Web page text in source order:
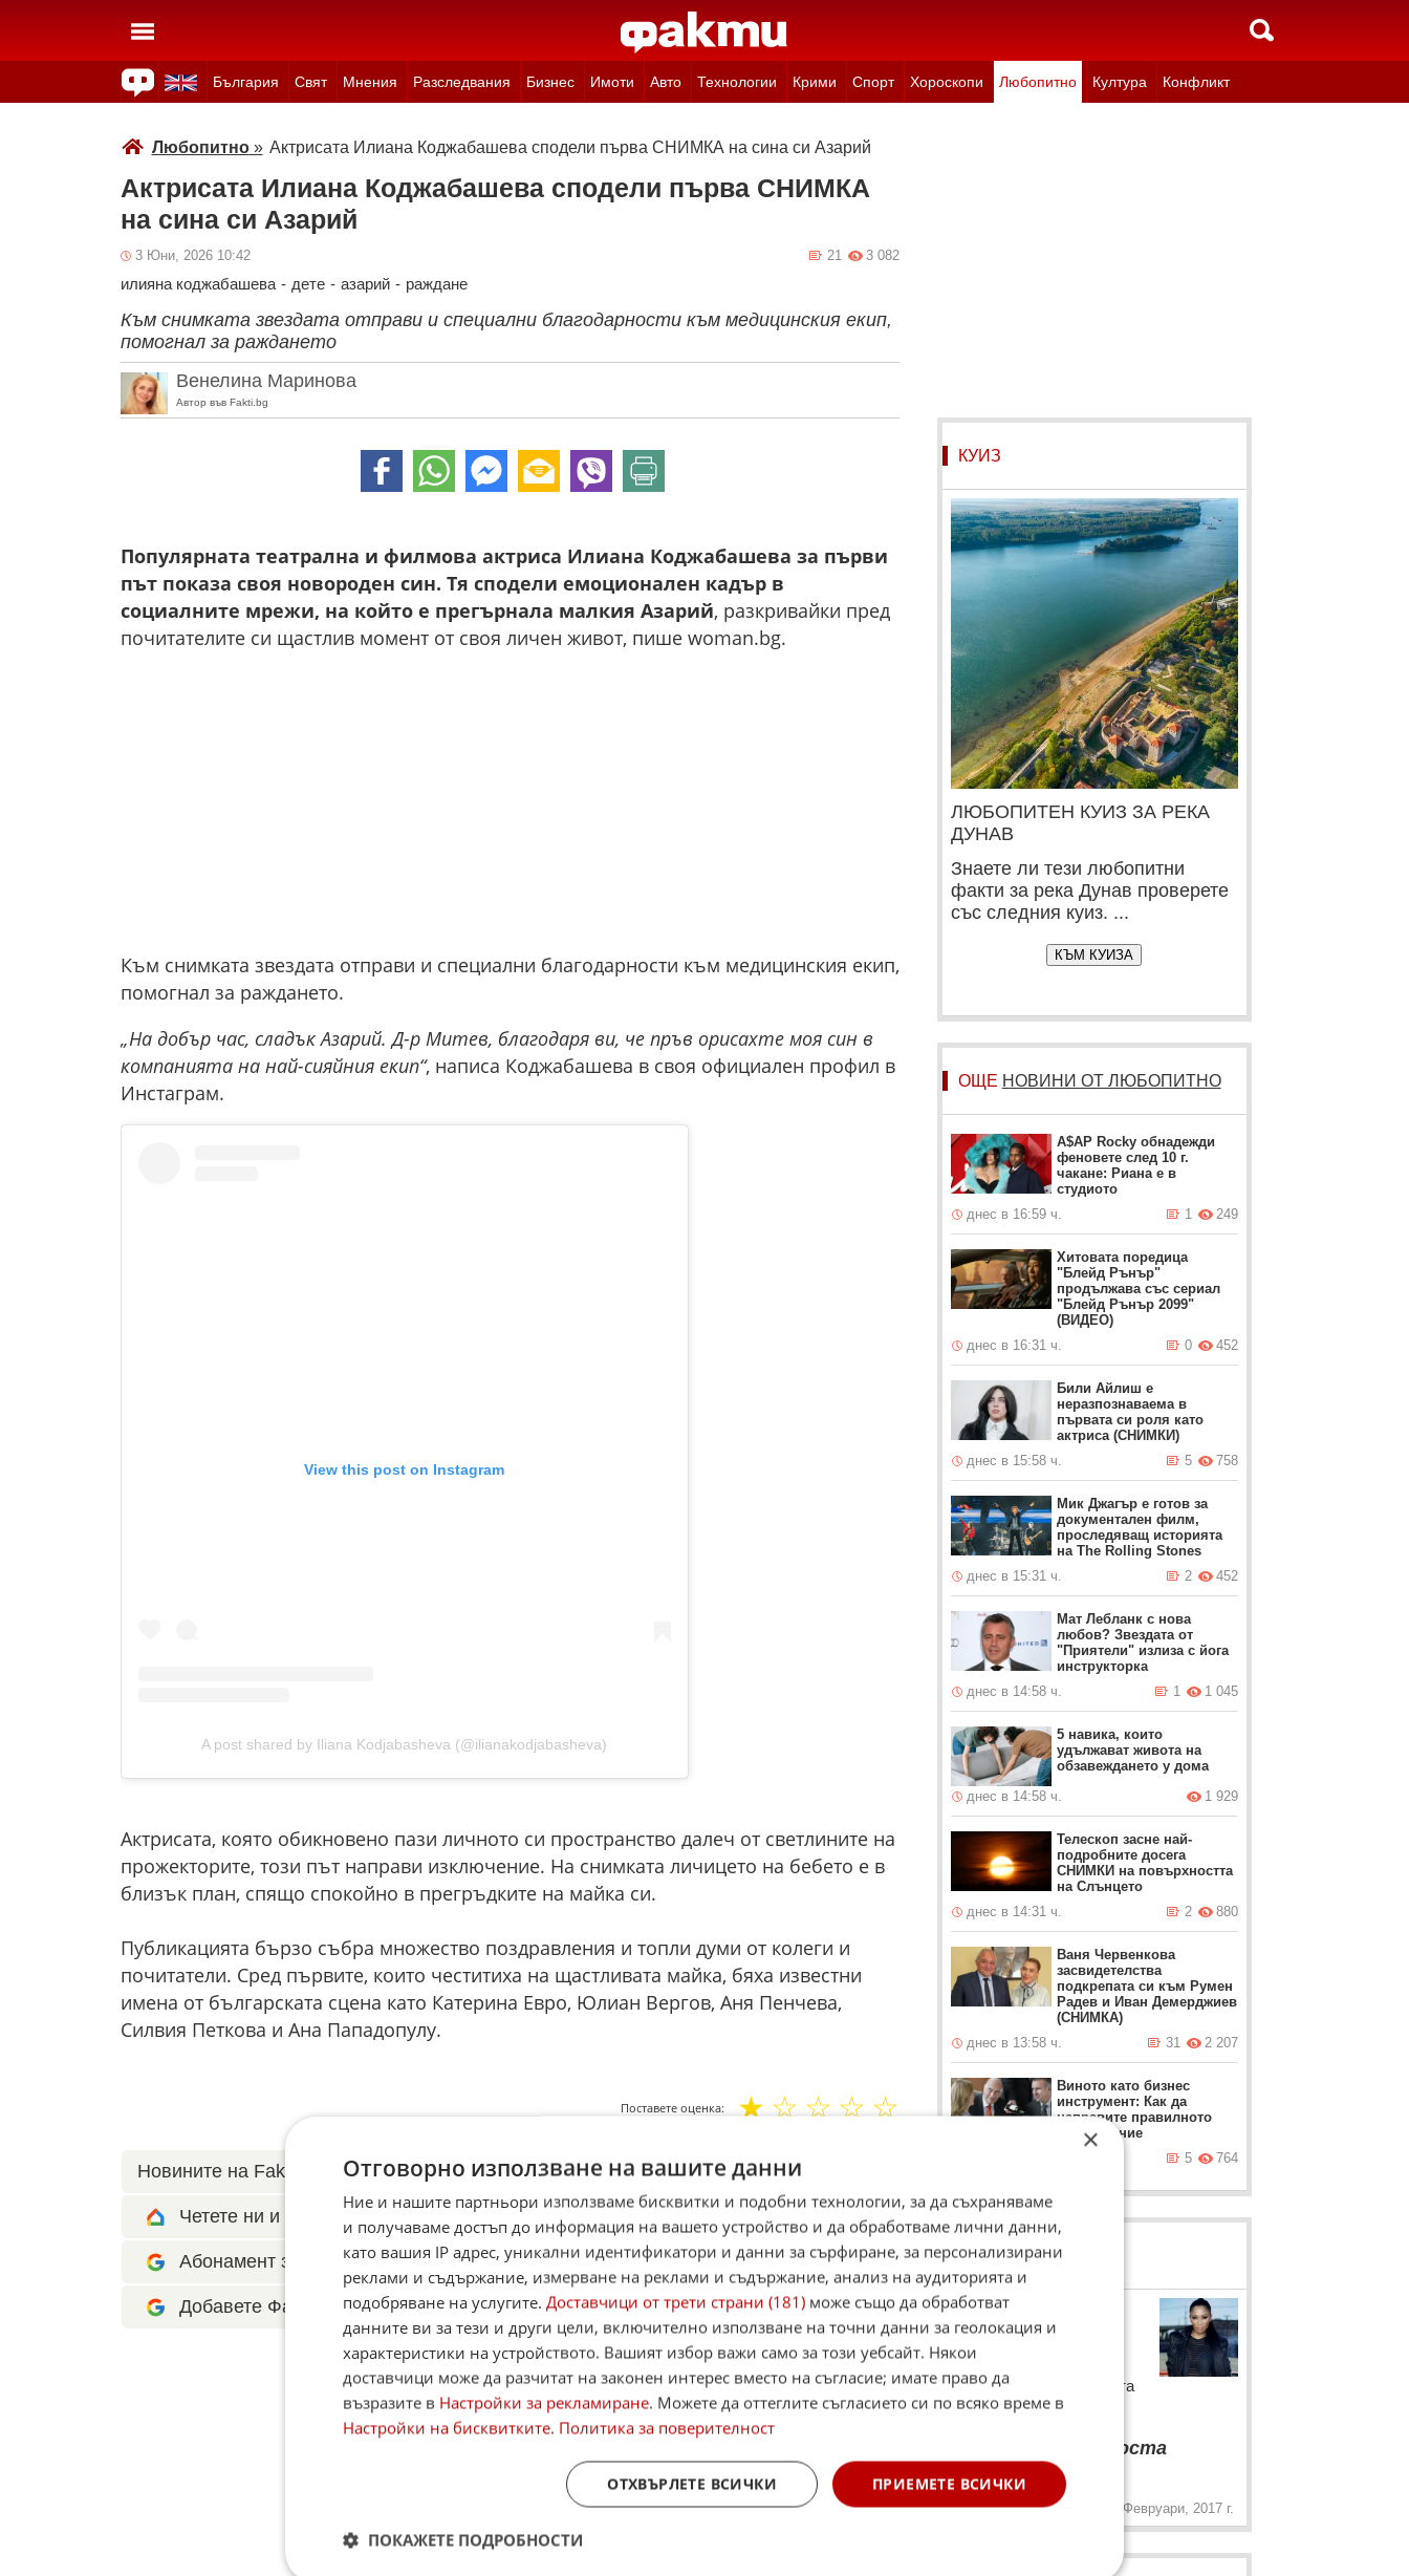
България Свят Мнения Разследвания Бизнес Имоти Авто Технологии Крими Спорт Хороскопи Любопитно Култура Конфликт
Любопитно» Актрисата Илиана Коджабашева сподели първа СНИМКА на сина си Азарий
Актрисата Илиана Коджабашева сподели първа СНИМКА
на сина си Азарий
3 Юни, 2026 10:42 3 082
21
илияна коджабашева - дете - азарий - раждане
Към снимката звездата отправи и специални благодарности към медицинския екип,
помогнал за ражданетo
Венелина Маринова
Автор във Fakti.bg
Популярната театрална и филмова актриса Илиана Коджабашева за първи
път показа своя новороден син. Тя сподели емоционален кадър в
социалните мрежи, на който е прегърнала малкия Азарий, разкривайки пред
почитателите си щастлив момент от своя личен живот, пише woman.bg.
Към снимката звездата отправи и специални благодарности към медицинския екип,
помогнал за раждането.
„На добър час, сладък Азарий. Д-р Митев, благодаря ви, че пръв орисахте моя син в
компанията на най-сияйния екип“, написа Коджабашева в своя официален профил в
Инстаграм.
View this post on Instagram
A post shared by Iliana Kodjabasheva (@ilianakodjabasheva)
Актрисата, която обикновено пази личното си пространство далеч от светлините на
прожекторите, този път направи изключение. На снимката личицето на бебето е в
близък план, спящо спокойно в прегръдките на майка си.
Публикацията бързо събра множество поздравления и топли думи от колеги и
почитатели. Сред първите, които честитиха на щастливата майка, бяха известни
имена от българската сцена като Катерина Евро, Юлиан Вергов, Аня Пенчева,
Силвия Петкова и Ана Пападопулу.
Поставете оценка: ☆
☆
☆
☆
☆
Новините на Fakti.bg – въвFacebook, Instagram,YouTube ,канал Viber,X
Четете ни и в Google News Showcase
Абонамент за Факти.БГ в Google Alerts
Добавете Факти.БГ като предпочитан източник в Google
КУИЗ
ЛЮБОПИТЕН КУИЗ ЗА РЕКА
ДУНАВ
Знаете ли тези любопитни
факти за река Дунав проверете
със следния куиз. ...
КЪМ КУИЗА
ОЩЕ НОВИНИ ОТ ЛЮБОПИТНО
A$AP Rocky обнадежди
феновете след 10 г.
чакане: Риана е в
студиото
днес в 16:59 ч.
249
1
Хитовата поредица
"Блейд Рънър"
продължава със сериал
"Блейд Рънър 2099"
(ВИДЕО)
днес в 16:31 ч.
452
0
Били Айлиш е
неразпознаваема в
първата си роля като
актриса (СНИМКИ)
днес в 15:58 ч.
758
5
Мик Джагър е готов за
документален филм,
проследяващ историята
на The Rolling Stones
днес в 15:31 ч.
452
2
Мат Лебланк с нова
любов? Звездата от
"Приятели" излиза с йога
инструкторка
днес в 14:58 ч.
1 045
1
5 навика, които
удължават живота на
обзавеждането у дома
днес в 14:58 ч.
1 929
Телескоп засне най-
подробните досега
СНИМКИ на повърхността
на Слънцето
днес в 14:31 ч.
880
2
Ваня Червенкова
засвидетелства
подкрепата си към Румен
Радев и Иван Демерджиев
(СНИМКА)
днес в 13:58 ч.
2 207
31
Виното като бизнес
инструмент: Как да
направите правилното
впечатление
764
5
ЛОВЦИ НА БИСЕРИ
Никол Шерцингер
Любимата на Григор
Димитров с първи
впечатления от родината
му
В България е доста
„
7 Февруари, 2017 г.
×
Отговорно използване на вашите данни
Ние и нашите партньори използваме бисквитки и подобни технологии, за да съхраняваме
и получаваме достъп до информация на вашето устройство и да обработваме лични данни,
като вашия IP адрес, уникални идентификатори и данни за сърфиране, за персонализирани
реклами и съдържание, измерване на реклами и съдържание, анализ на аудиторията и
подобряване на услугите. Доставчици от трети страни (181) може също да обработват
данните ви за тези и други цели, включително използване на точни данни за геолокация и
характеристики на устройството. Вашият избор важи само за този уебсайт. Някои
доставчици може да разчитат на законен интерес вместо на съгласие; имате право да
възразите в Настройки за рекламиране. Можете да оттеглите съгласието си по всяко време в
Настройки на бисквитките. Политика за поверителност
ПРИЕМЕТЕ ВСИЧКИ
ОТХВЪРЛЕТЕ ВСИЧКИ
ПОКАЖЕТЕ ПОДРОБНОСТИ